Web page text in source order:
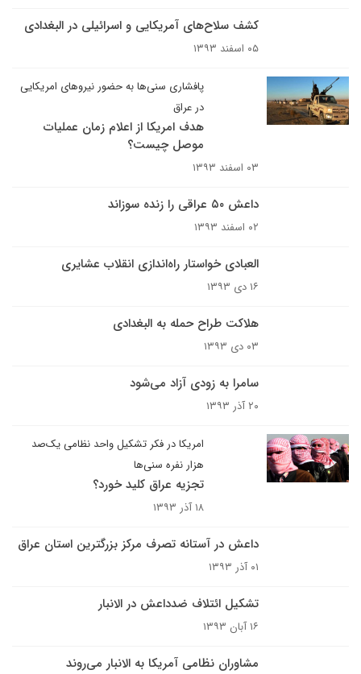
کشف سلاح‌های آمریکایی و اسرائیلی در البغدادی
۰۵ اسفند ۱۳۹۳
پافشاری سنی‌ها به حضور نیروهای امریکایی
در عراق
هدف امریکا از اعلام زمان عملیات
موصل چیست؟
۰۳ اسفند ۱۳۹۳
داعش ۵۰ عراقی را زنده سوزاند
۰۲ اسفند ۱۳۹۳
العبادی خواستار راه‌اندازی انقلاب عشایری
۱۶ دی ۱۳۹۳
هلاکت طراح حمله به البغدادی
۰۳ دی ۱۳۹۳
سامرا به زودی آزاد می‌شود
۲۰ آذر ۱۳۹۳
امریکا در فکر تشکیل واحد نظامی یک‌صد
هزار نفره سنی‌ها
تجزیه عراق کلید خورد؟
۱۸ آذر ۱۳۹۳
داعش در آستانه تصرف مرکز بزرگترین استان عراق
۰۱ آذر ۱۳۹۳
تشکیل ائتلاف ضدداعش در الانبار
۱۶ آبان ۱۳۹۳
مشاوران نظامی آمریکا به الانبار می‌روند